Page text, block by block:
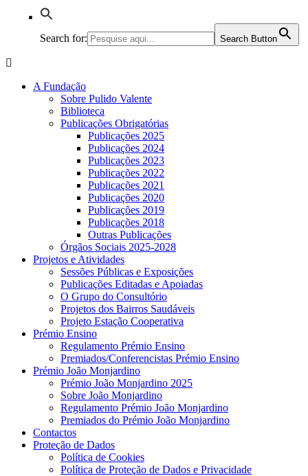
Search for: Search Button
A Fundação
Sobre Pulido Valente
Biblioteca
Publicações Obrigatórias
Publicações 2025
Publicações 2024
Publicações 2023
Publicações 2022
Publicações 2021
Publicações 2020
Publicações 2019
Publicações 2018
Outras Publicações
Órgãos Sociais 2025-2028
Projetos e Atividades
Sessões Públicas e Exposições
Publicações Editadas e Apoiadas
O Grupo do Consultório
Projetos dos Bairros Saudáveis
Projeto Estação Cooperativa
Prémio Ensino
Regulamento Prémio Ensino
Premiados/Conferencistas Prémio Ensino
Prémio João Monjardino
Prémio João Monjardino 2025
Sobre João Monjardino
Regulamento Prémio João Monjardino
Premiados do Prémio João Monjardino
Contactos
Proteção de Dados
Política de Cookies
Política de Proteção de Dados e Privacidade